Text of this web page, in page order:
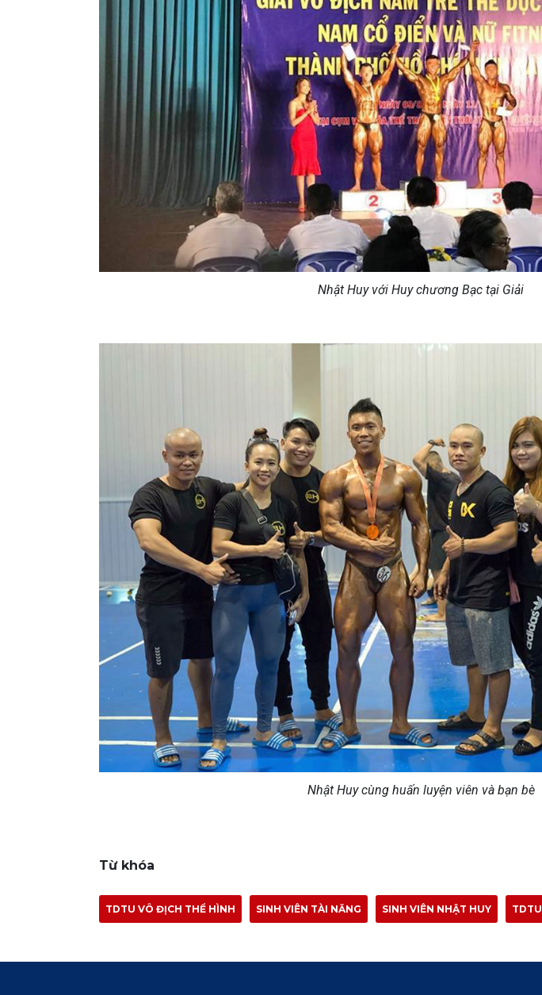
Nhật Huy với Huy chương Bạc tại Giải
Nhật Huy cùng huấn luyện viên và bạn bè
Từ khóa
TDTU VÔ ĐỊCH THỂ HÌNH SINH VIÊN TÀI NĂNG SINH VIÊN NHẬT HUY TDTU